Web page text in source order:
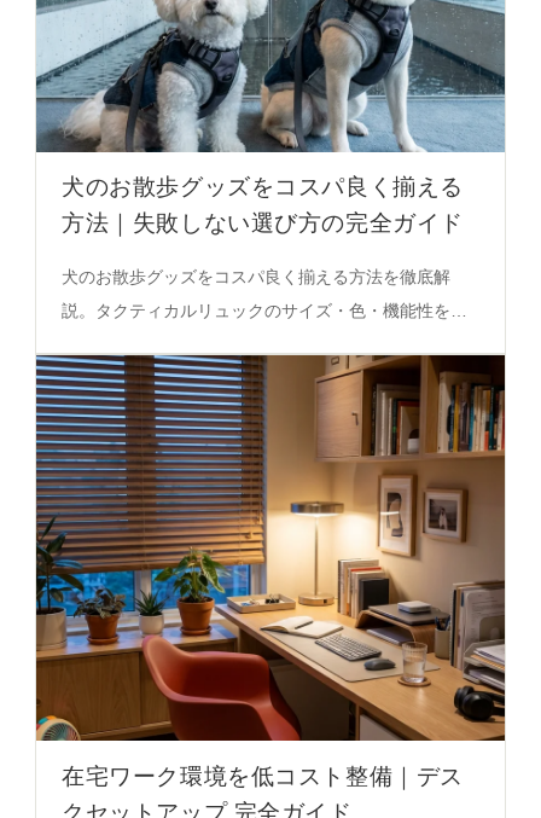
犬のお散歩グッズをコスパ良く揃える
方法｜失敗しない選び方の完全ガイド
犬のお散歩グッズをコスパ良く揃える方法を徹底解
説。タクティカルリュックのサイズ・色・機能性を活
在宅ワーク環境を低コスト整備｜デス
クセットアップ 完全ガイド